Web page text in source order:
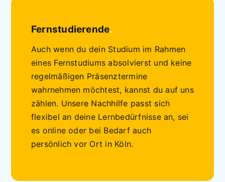
Fernstudierende.
Auch wenn du dein Studium im Rahmen
eines Fernstudiums absolvierst und keine
regelmäßigen Präsenztermine
wahrnehmen möchtest, kannst du auf uns
zählen. Unsere Nachhilfe passt sich
flexibel an deine Lernbedürfnisse an, sei
es online oder bei Bedarf auch
persönlich vor Ort in Köln.